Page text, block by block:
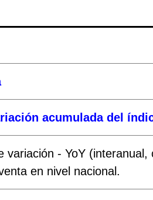
acumulada del
variación - YoY
en nivel nacional.